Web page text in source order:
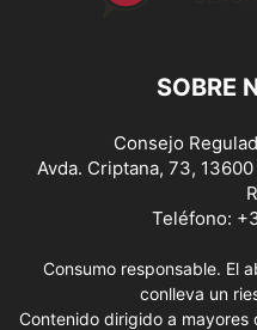
SOBRE
Consejo
Avda. Criptana, 73,
Teléfono:
Consumo responsable. El
conlleva un
Contenido dirigido a